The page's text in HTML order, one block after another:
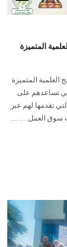
المتميزة
المتميزة
تساعدهم على
تقدمها لهم عبر
سوق العمل. .... .....